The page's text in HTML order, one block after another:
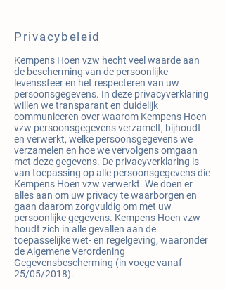
Privacybeleid
Kempens Hoen vzw hecht veel waarde aan
de bescherming van de persoonlijke
levenssfeer en het respecteren van uw
persoonsgegevens. In deze privacyverklaring
willen we transparant en duidelijk
communiceren over waarom Kempens Hoen
vzw persoonsgegevens verzamelt, bijhoudt
en verwerkt, welke persoonsgegevens we
verzamelen en hoe we vervolgens omgaan
met deze gegevens. De privacyverklaring is
van toepassing op alle persoonsgegevens die
Kempens Hoen vzw verwerkt. We doen er
alles aan om uw privacy te waarborgen en
gaan daarom zorgvuldig om met uw
persoonlijke gegevens. Kempens Hoen vzw
houdt zich in alle gevallen aan de
toepasselijke wet- en regelgeving, waaronder
de Algemene Verordening
Gegevensbescherming (in voege vanaf
25/05/2018).